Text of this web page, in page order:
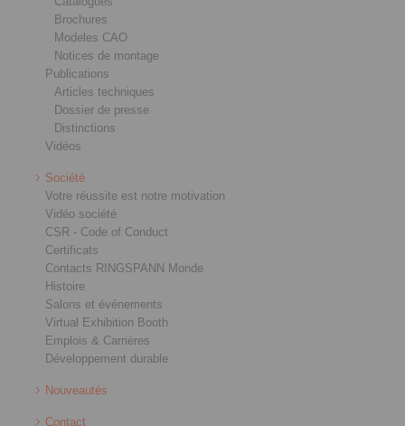
Brochures
Modeles CAO
Notices de montage
Publications
Articles techniques
Dossier de presse
Distinctions
Vidéos
Société
Votre réussite est notre motivation
Vidéo société
CSR - Code of Conduct
Certificats
Contacts RINGSPANN Monde
Histoire
Salons et événements
Virtual Exhibition Booth
Emplois & Carrières
Développement durable
Nouveautés
Contact